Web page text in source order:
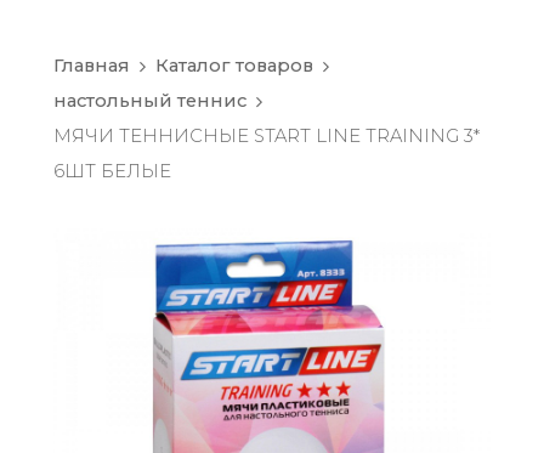
Главная
Каталог товаров
настольный теннис
МЯЧИ ТЕННИСНЫЕ START LINE TRAINING 3*
6ШТ БЕЛЫЕ